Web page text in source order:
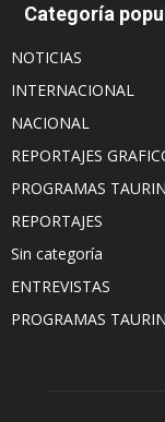
Categoría
NOTICIAS
INTERNACIONAL
NACIONAL
REPORTAJES
PROGRAMAS
REPORTAJES
Sin categoría
ENTREVISTAS
PROGRAMAS